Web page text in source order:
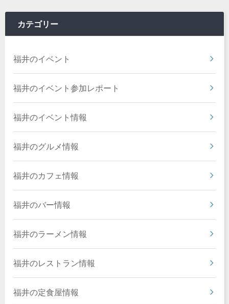
カテゴリー
福井のイベント
福井のイベント参加レポート
福井のイベント情報
福井のグルメ情報
福井のカフェ情報
福井のバー情報
福井のラーメン情報
福井のレストラン情報
福井の定食屋情報